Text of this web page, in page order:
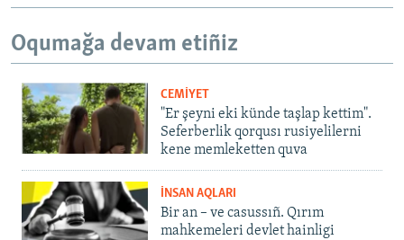
Oqumağa devam etiñiz
CEMİYET
"Er şeyni eki künde taşlap kettim".
Seferberlik qorqusı rusiyelilerni
kene memleketten quva
İNSAN AQLARI
Bir an – ve casussıñ. Qırım
mahkemeleri devlet hainligi